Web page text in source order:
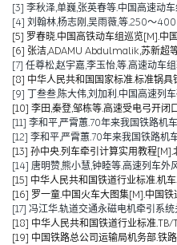
[3] 李秋泽,单巍,张英春等.中国高速动
[4] 刘翰林,杨志刚,吴雨薇,等.250～
[5] 罗春晓.中国高铁动车组巡览[M].中
[6] 张洁,ADAMU Abdulmalik,苏新超
[7] 任尊松,赵宇嘉,李玉怡,等.高速动车
[8] 中华人民共和国国家标准.标准锅
[9] 丁叁叁,陈大伟,刘加利.中国高速列
[10] 李田,秦登,邹栋等.高速受电弓开
[11] 李和平,严霄蕙.70年来我国铁路
[12] 李和平,严霄蕙.70年来我国铁路
[13] 孙中央.列车牵引计算实用教程[M].
[14] 唐明赞,熊小慧,钟睦等.高速列车
[15] 中华人民共和国铁道行业标准.机
[16] 罗一童.中国火车大图集[M].中国
[17] 冯江华.轨道交通永磁电机牵引系
[18] 中华人民共和国铁道行业标准.TB/
[19] 中国铁路总公司运输局机务部.铁